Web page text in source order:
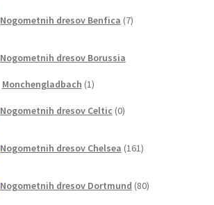
Nogometnih dresov Benfica 7izdelkov
Nogometnih dresov Borussia
Monchengladbach 11
Nogometnih dresov Celtic 0izdelkov
Nogometnih dresov Chelsea 161izdelkov
Nogometnih dresov Dortmund 80izdelkov